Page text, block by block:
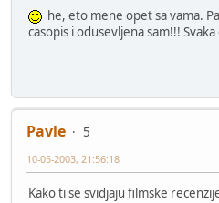
he, eto mene opet sa vama.
casopis i odusevljena sam!!! Svaka
Pavle
5
10-05-2003, 21:56:18
Kako ti se svidjaju filmske